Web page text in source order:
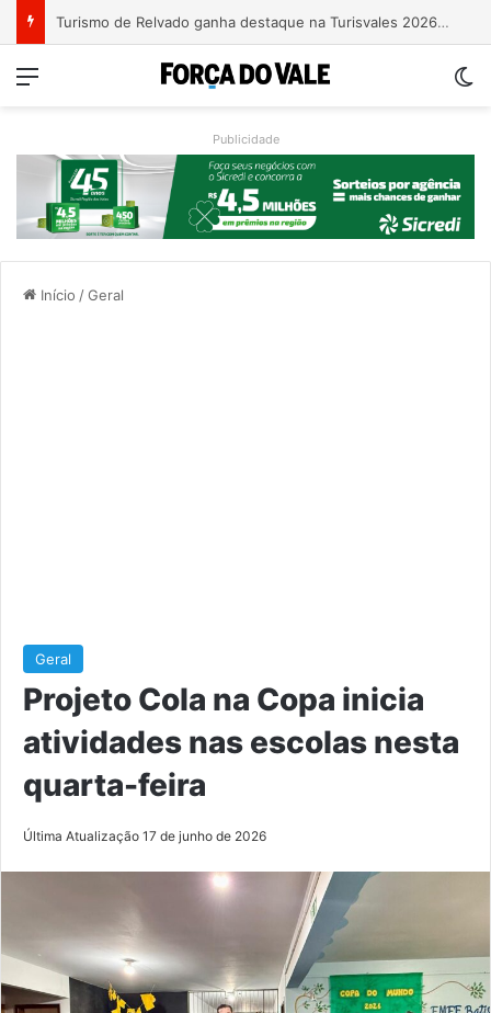
Turismo de Relvado ganha destaque na Turisvales 2026 com apresentação do Caminho da Fé e Devoção
Menu
Publicidade
Início /Geral
Geral
Projeto Cola na Copa inicia
atividades nas escolas nesta
quarta-feira
Última Atualização 17 de junho de 2026